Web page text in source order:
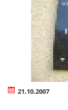
21.10.2007